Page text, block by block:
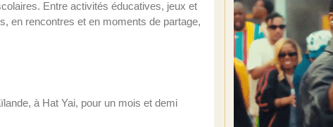
Entre activités éducatives, jeux et
en rencontres et en moments de partage,
à Hat Yai, pour un mois et demi